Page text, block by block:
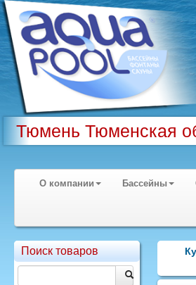
Тюмень Тюменская
О компании Бассейны
Поиск товаров